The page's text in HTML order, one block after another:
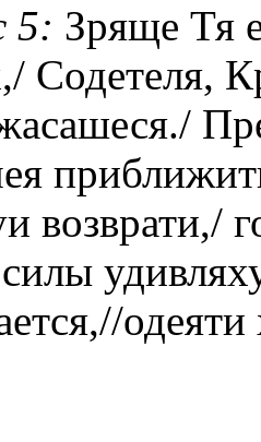
5: Зряще Тя
Содетеля,
возврати,/
одеяти